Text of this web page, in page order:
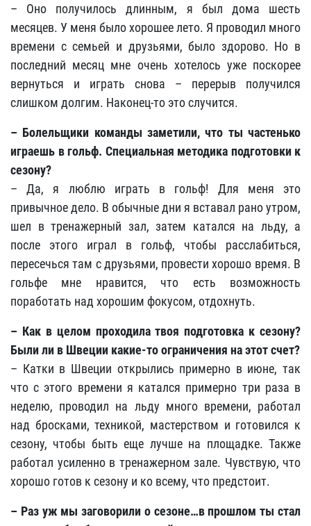
– Оно получилось длинным, я был дома шесть
месяцев. У меня было хорошее лето. Я проводил много
времени с семьей и друзьями, было здорово. Но в
последний месяц мне очень хотелось уже поскорее
вернуться и играть снова – перерыв получился
слишком долгим. Наконец-то это случится.
– Болельщики команды заметили, что ты частенько
играешь в гольф. Специальная методика подготовки к
сезону?
– Да, я люблю играть в гольф! Для меня это
привычное дело. В обычные дни я вставал рано утром,
шел в тренажерный зал, затем катался на льду, а
после этого играл в гольф, чтобы расслабиться,
пересечься там с друзьями, провести хорошо время. В
гольфе мне нравится, что есть возможность
поработать над хорошим фокусом, отдохнуть.
– Как в целом проходила твоя подготовка к сезону?
Были ли в Швеции какие-то ограничения на этот счет?
– Катки в Швеции открылись примерно в июне, так
что с этого времени я катался примерно три раза в
неделю, проводил на льду много времени, работал
над бросками, техникой, мастерством и готовился к
сезону, чтобы быть еще лучше на площадке. Также
работал усиленно в тренажерном зале. Чувствую, что
хорошо готов к сезону и ко всему, что предстоит.
– Раз уж мы заговорили о сезоне…в прошлом ты стал